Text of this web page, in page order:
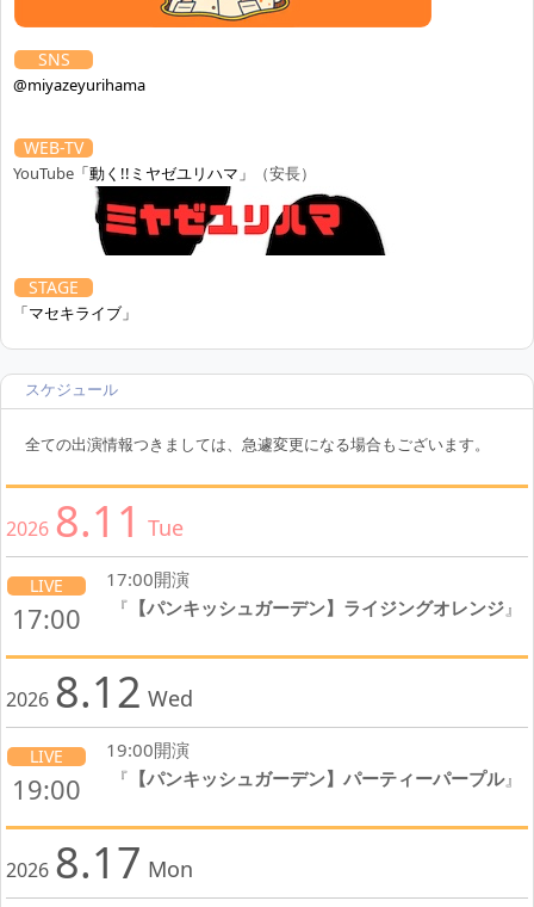
SNS
@miyazeyurihama
WEB-TV
YouTube 「動く!!ミヤゼユリハマ」 （安長）
STAGE
「マセキライブ」
スケジュール
全ての出演情報つきましては、急遽変更になる場合もございます。
2026 8.11 Tue
LIVE
17:00
17:00開演
『 【パンキッシュガーデン】ライジングオレンジ』
2026 8.12 Wed
LIVE
19:00
19:00開演
『 【パンキッシュガーデン】パーティーパープル』
2026 8.17 Mon